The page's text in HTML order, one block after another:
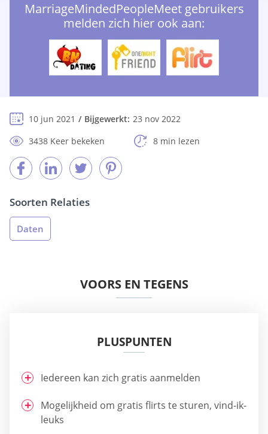
MarriageMindedPeopleMeet gebruikers
melden zich hier ook aan:
10 jun 2021 Bijgewerkt: 23 nov 2022
3438 Keer bekeken
8 min lezen
Soorten Relaties
Daten
VOORS EN TEGENS
PLUSPUNTEN
Iedereen kan zich gratis aanmelden
Mogelijkheid om gratis flirts te sturen, vind-ik-
leuks